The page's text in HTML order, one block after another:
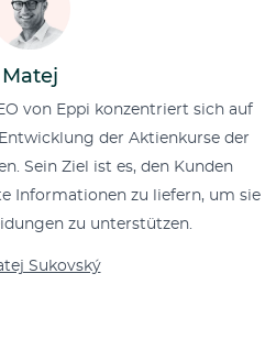
Matej
von Eppi konzentriert sich auf
der Aktienkurse der
Sein Ziel ist es, den Kunden
Informationen zu liefern, um sie
zu unterstützen.
Sukovský